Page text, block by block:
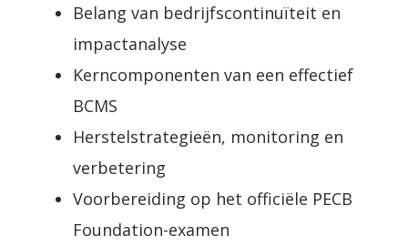
Belang van bedrijfscontinuïteit en
impactanalyse
Kerncomponenten van een effectief
BCMS
Herstelstrategieën, monitoring en
verbetering
Voorbereiding op het officiële PECB
Foundation-examen